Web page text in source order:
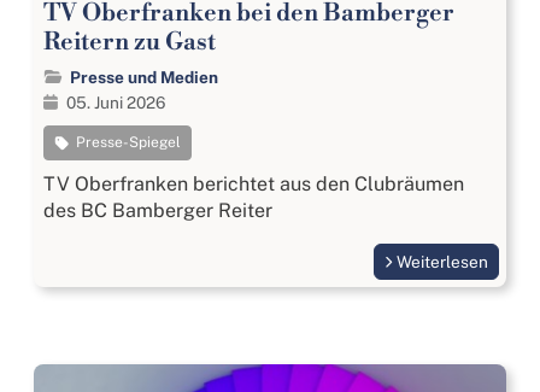
TV Oberfranken bei den Bamberger
Reitern zu Gast
Presse und Medien
05. Juni 2026
Presse-Spiegel
TV Oberfranken berichtet aus den Clubräumen
des BC Bamberger Reiter
Weiterlesen